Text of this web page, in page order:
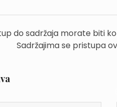
do sadržaja morate biti
Sadržajima se pristupa